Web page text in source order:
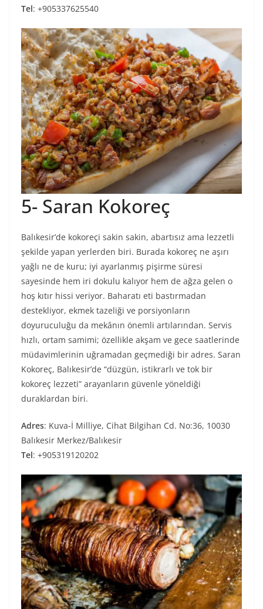
Tel: +905337625540
5- Saran Kokoreç
Balıkesir’de kokoreçi sakin sakin, abartısız ama lezzetli
şekilde yapan yerlerden biri. Burada kokoreç ne aşırı
yağlı ne de kuru; iyi ayarlanmış pişirme süresi
sayesinde hem iri dokulu kalıyor hem de ağza gelen o
hoş kıtır hissi veriyor. Baharatı eti bastırmadan
destekliyor, ekmek tazeliği ve porsiyonların
doyuruculuğu da mekânın önemli artılarından. Servis
hızlı, ortam samimi; özellikle akşam ve gece saatlerinde
müdavimlerinin uğramadan geçmediği bir adres. Saran
Kokoreç, Balıkesir’de “düzgün, istikrarlı ve tok bir
kokoreç lezzeti” arayanların güvenle yöneldiği
duraklardan biri.
Adres: Kuva-İ Milliye, Cihat Bilgihan Cd. No:36, 10030
Balıkesir Merkez/Balıkesir
Tel: +905319120202